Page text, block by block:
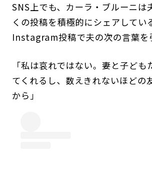
SNS上でも、カーラ・ブルーニは
くの投稿を積極的にシェアしてい
Instagram投稿で夫の次の言葉を
「私は哀れではない。妻と子ど
てくれるし、数えきれないほどの
から」